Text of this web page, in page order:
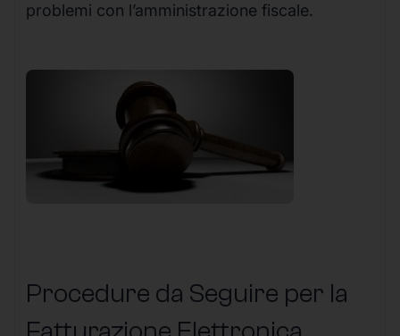
problemi con l’amministrazione fiscale.
Procedure da Seguire per la